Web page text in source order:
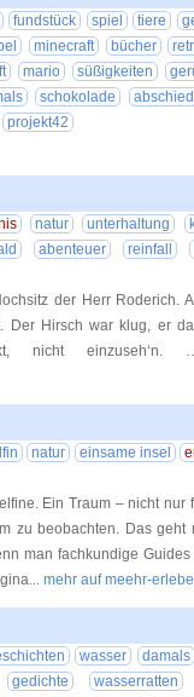
fundstück spiel tiere
minecraft bücher
mario süßigkeiten
schokolade
abschied
projekt42
natur unterhaltung
abenteuer
reinfall
der Herr Roderich.
Der Hirsch war klug, er
nicht
natur einsame insel
Ein Traum – nicht
zu beobachten. Das
man fachkundige
... mehr auf meehr-
wasser
damals
gedichte
wasserratten